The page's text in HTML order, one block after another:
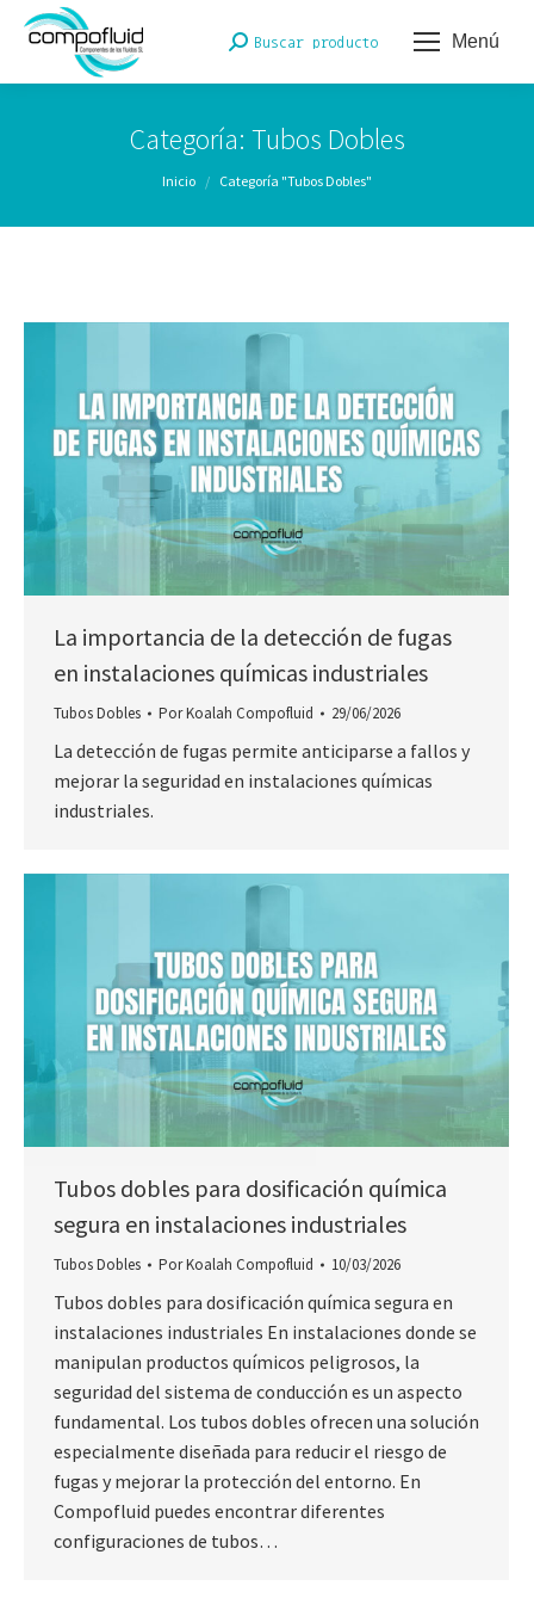
Menú
Buscar:Buscar producto
Categoría: Tubos Dobles
Estás aquí:
Inicio Categoría "Tubos Dobles"
La importancia de la detección de fugas
en instalaciones químicas industriales
Tubos Dobles PorKoalah Compofluid 29/06/2026
La detección de fugas permite anticiparse a fallos y
mejorar la seguridad en instalaciones químicas
industriales.
Tubos dobles para dosificación química
segura en instalaciones industriales
Tubos Dobles PorKoalah Compofluid 10/03/2026
Tubos dobles para dosificación química segura en
instalaciones industriales En instalaciones donde se
manipulan productos químicos peligrosos, la
seguridad del sistema de conducción es un aspecto
fundamental. Los tubos dobles ofrecen una solución
especialmente diseñada para reducir el riesgo de
fugas y mejorar la protección del entorno. En
Compofluid puedes encontrar diferentes
configuraciones de tubos…